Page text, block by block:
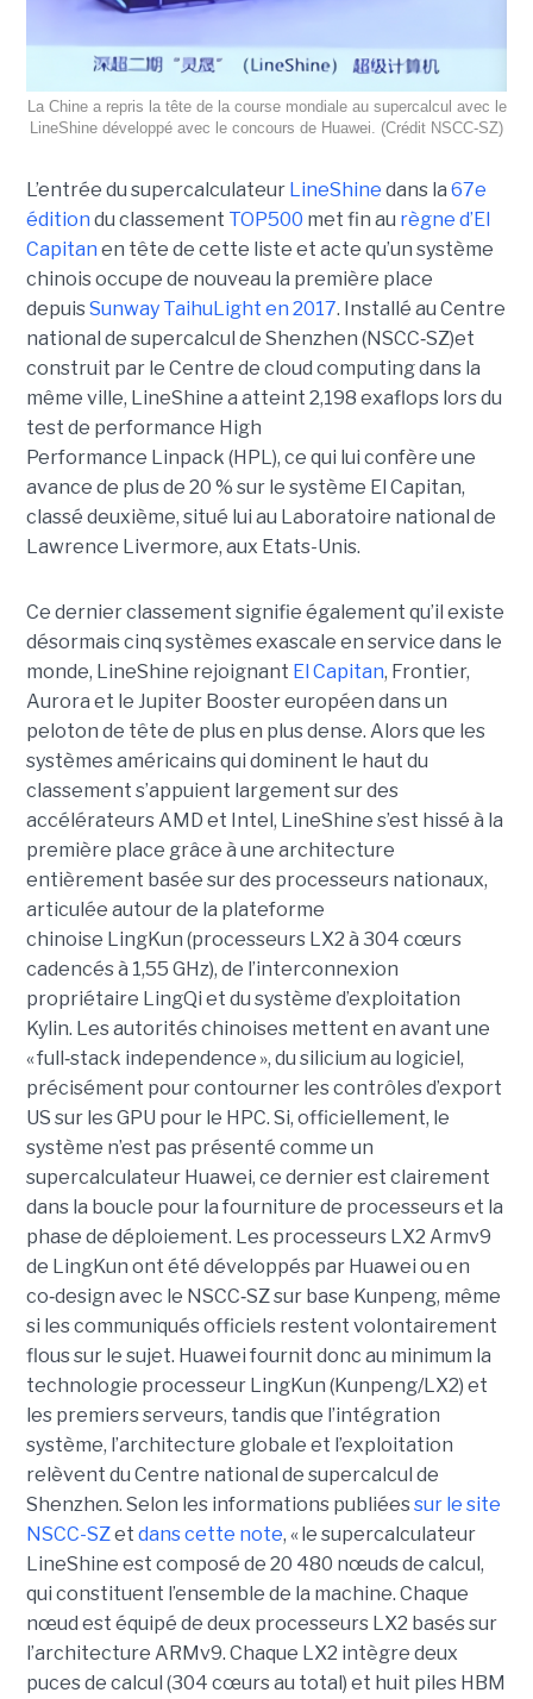
La Chine a repris la tête de la course mondiale au supercalcul avec le
LineShine développé avec le concours de Huawei. (Crédit NSCC‑SZ)
L’entrée du supercalculateur LineShine dans la 67e
édition du classement TOP500 met fin au règne d’El
Capitan en tête de cette liste et acte qu’un système
chinois occupe de nouveau la première place
depuisSunway TaihuLight en 2017. Installé au Centre
national de supercalcul de Shenzhen (NSCC‑SZ)et
construit par le Centre de cloud computing dans la
même ville, LineShine a atteint 2,198 exaflops lors du
test de performance High
Performance Linpack (HPL), ce qui lui confère une
avance de plus de 20 % sur le système El Capitan,
classé deuxième, situé lui au Laboratoire national de
Lawrence Livermore, aux Etats-Unis.
Ce dernier classement signifie également qu’il existe
désormais cinq systèmes exascale en service dans le
monde, LineShine rejoignant El Capitan, Frontier,
Aurora et le Jupiter Booster européen dans un
peloton de tête de plus en plus dense. Alors que les
systèmes américains qui dominent le haut du
classement s’appuient largement sur des
accélérateurs AMD et Intel, LineShine s’est hissé à la
première place grâce à une architecture
entièrement basée sur des processeurs nationaux,
articulée autour de la plateforme
chinoise LingKun (processeurs LX2 à 304 cœurs
cadencés à 1,55 GHz), de l’interconnexion
propriétaire LingQi et du système d’exploitation
Kylin. Les autorités chinoises mettent en avant une
« full‑stack independence », du silicium au logiciel,
précisément pour contourner les contrôles d’export
US sur les GPU pour le HPC. Si, officiellement, le
système n’est pas présenté comme un
supercalculateur Huawei, ce dernier est clairement
dans la boucle pour la fourniture de processeurs et la
phase de déploiement. Les processeurs LX2 Armv9
de LingKun ont été développés par Huawei ou en
co‑design avec le NSCC‑SZ sur base Kunpeng, même
si les communiqués officiels restent volontairement
flous sur le sujet. Huawei fournit donc au minimum la
technologie processeur LingKun (Kunpeng/LX2) et
les premiers serveurs, tandis que l’intégration
système, l’architecture globale et l’exploitation
relèvent du Centre national de supercalcul de
Shenzhen. Selon les informations publiéessur le site
NSCC-SZet dans cette note, « le supercalculateur
LineShine est composé de 20 480 nœuds de calcul,
qui constituent l’ensemble de la machine. Chaque
nœud est équipé de deux processeurs LX2 basés sur
l’architecture ARMv9. Chaque LX2 intègre deux
puces de calcul (304 cœurs au total) et huit piles HBM